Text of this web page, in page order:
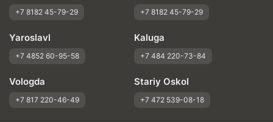
+7 8182 45-79-29 +7 8182 45-79-29
Yaroslavl
+7 4852 60-95-58
Kaluga
+7 484 220-73-84
Vologda
+7 817 220-46-49
Stariy Oskol
+7 472 539-08-18